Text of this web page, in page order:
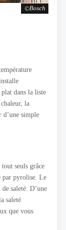
Bosch
dans la liste
la
d’une simple
seuls grâce
par pyrolise. Le
saleté. D’une
saleté
que vous